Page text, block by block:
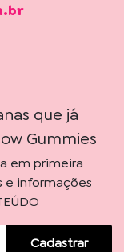
que já
Gummies
em primeira
e informações
Cadastrar